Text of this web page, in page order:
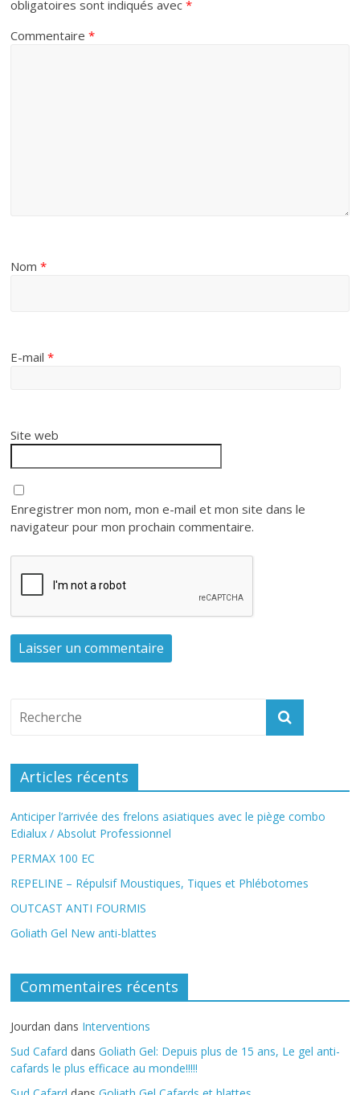
obligatoires sont indiqués avec*
Commentaire*
Nom*
E-mail*
Site web
Enregistrer mon nom, mon e-mail et mon site dans le
navigateur pour mon prochain commentaire.
Articles récents
Anticiper l’arrivée des frelons asiatiques avec le piège combo
Edialux / Absolut Professionnel
PERMAX 100 EC
REPELINE – Répulsif Moustiques, Tiques et Phlébotomes
OUTCAST ANTI FOURMIS
Goliath Gel New anti-blattes
Commentaires récents
Jourdan dans Interventions
Sud Cafard dansGoliath Gel: Depuis plus de 15 ans, Le gel anti-
cafards le plus efficace au monde!!!!!